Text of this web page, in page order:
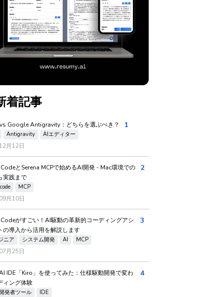
着記事
Google Antigravity：どちらを選ぶべき？
Antigravity AIエディター
月12日
1
とSerena MCPで始めるAI開発 - Mac環境での
実践まで
MCP
月10日
2
がすごい！AI駆動の革新的コーディングアシ
の導入から活用を解説します
ニア システム開発 AI MCP
月25日
3
IDE「Kiro」を使ってみた：仕様駆動開発で変わ
ィング体験
発者ツール IDE
4